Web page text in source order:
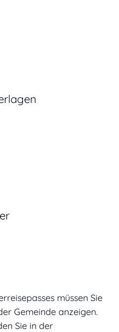
müssen Sie
Gemeinde anzeigen.
Sie in der